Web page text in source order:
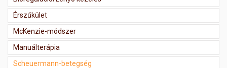
Érszűkület
McKenzie-módszer
Manuálterápia
Scheuermann-betegség